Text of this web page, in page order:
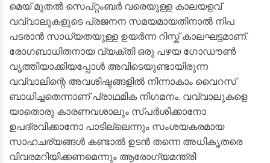
​മെയ് മുതൽ സെപ്റ്റംബർ വരെയുള്ള കാലയളവ്
വവ്വാലുകളുടെ പ്രജനന സമയമായതിനാൽ നിപ
പടരാൻ സാധ്യതയുള്ള ഉയർന്ന റിസ്ക് കാലഘട്ടമാണ്.
രോഗബാധിതനായ വ്യക്തി ഒരു പഴയ ഗോഡൗൺ
വൃത്തിയാക്കിയപ്പോൾ അവിടെയുണ്ടായിരുന്ന
വവ്വാലിന്റെ അവശിഷ്ടങ്ങളിൽ നിന്നാകാം വൈറസ്
ബാധിച്ചതെന്നാണ് പ്രാഥമിക നിഗമനം. വവ്വാലുകളെ
യാതൊരു കാരണവശാലും സ്പർശിക്കാനോ
ഉപദ്രവിക്കാനോ പാടില്ലെന്നും സംശയകരമായ
സാഹചര്യങ്ങൾ കണ്ടാൽ ഉടൻ തന്നെ അധികൃതരെ
വിവരമറിയിക്കണമെന്നും ആരോഗ്യമന്ത്രി